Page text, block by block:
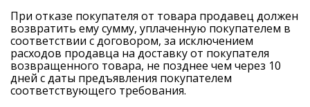
При отказе покупателя от товара продавец должен
возвратить ему сумму, уплаченную покупателем в
соответствии с договором, за исключением
расходов продавца на доставку от покупателя
возвращенного товара, не позднее чем через 10
дней с даты предъявления покупателем
соответствующего требования.